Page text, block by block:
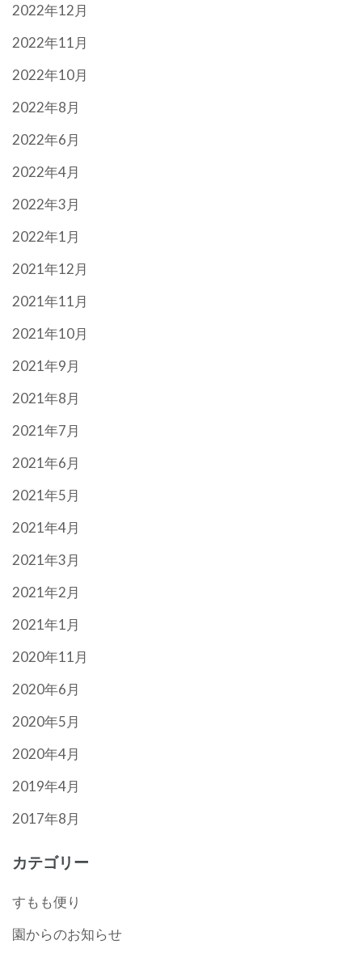
2022年12月
2022年11月
2022年10月
2022年8月
2022年6月
2022年4月
2022年3月
2022年1月
2021年12月
2021年11月
2021年10月
2021年9月
2021年8月
2021年7月
2021年6月
2021年5月
2021年4月
2021年3月
2021年2月
2021年1月
2020年11月
2020年6月
2020年5月
2020年4月
2019年4月
2017年8月
カテゴリー
すもも便り
園からのお知らせ